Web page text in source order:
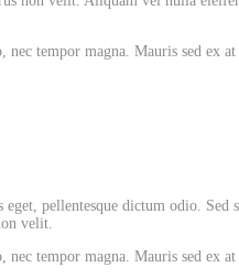
tempor magna. Mauris sed ex
pellentesque dictum odio. Sed
velit.
tempor magna. Mauris sed ex